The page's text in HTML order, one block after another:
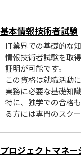
基本情報技術者試験
IT業界での基礎的な
情報技術者試験を取
証明が可能です。
この資格は就職活動
実務に必要な基礎知
特に、独学での合格
る方には専門のスク
プロジェクトマネ